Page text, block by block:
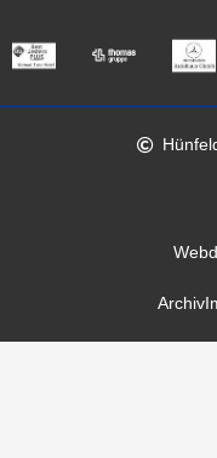
Archiv